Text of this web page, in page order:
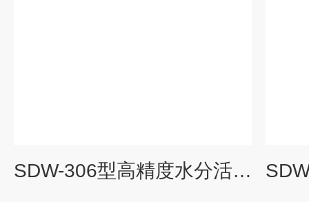
SDW-306型高精度水分活度仪 SDW-306